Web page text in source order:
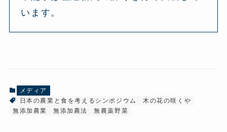
います。
メディア
日本の農業と食を考えるシンポジウム
木の花の咲くや
無添加農業
無添加農法 無農薬野菜